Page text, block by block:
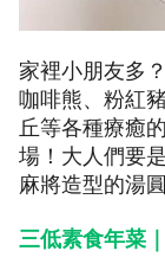
家裡小朋友多
咖啡熊、粉紅
丘等各種療癒
場！大人們要
麻將造型的湯
三低素食年菜